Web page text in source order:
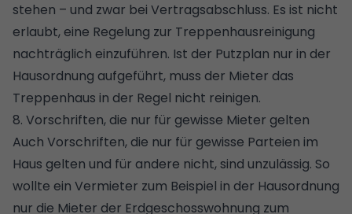
stehen – und zwar bei Vertragsabschluss. Es ist nicht
erlaubt, eine Regelung zur Treppenhausreinigung
nachträglich einzuführen. Ist der Putzplan nur in der
Hausordnung aufgeführt, muss der Mieter das
Treppenhaus in der Regel nicht reinigen.
8. Vorschriften, die nur für gewisse Mieter gelten
Auch Vorschriften, die nur für gewisse Parteien im
Haus gelten und für andere nicht, sind unzulässig. So
wollte ein Vermieter zum Beispiel in der Hausordnung
nur die Mieter der Erdgeschosswohnung zum